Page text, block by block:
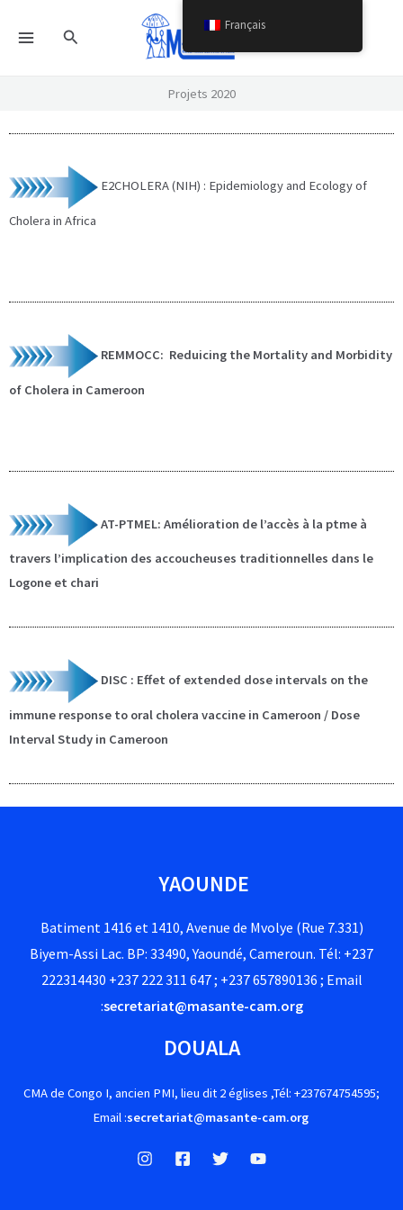
Rechercher
Projets 2020
E2CHOLERA (NIH) : Epidemiology and Ecology of
Cholera in Africa
REMMOCC: Reduicing the Mortality and Morbidity
of Cholera in Cameroon
AT-PTMEL: Amélioration de l’accès à la ptme à
travers l’implication des accoucheuses traditionnelles dans le
Logone et chari
DISC : Effet of extended dose intervals on the
immune response to oral cholera vaccine in Cameroon / Dose
Interval Study in Cameroon
YAOUNDE
Batiment 1416 et 1410, Avenue de Mvolye (Rue 7.331)
Biyem-Assi Lac. BP: 33490, Yaoundé, Cameroun. Tél: +237
222314430 +237 222 311 647 ; +237 657890136 ; Email
:secretariat@masante-cam.org
DOUALA
CMA de Congo I, ancien PMI, lieu dit 2 églises ,Tél: +237674754595;
Email :secretariat@masante-cam.org
Français